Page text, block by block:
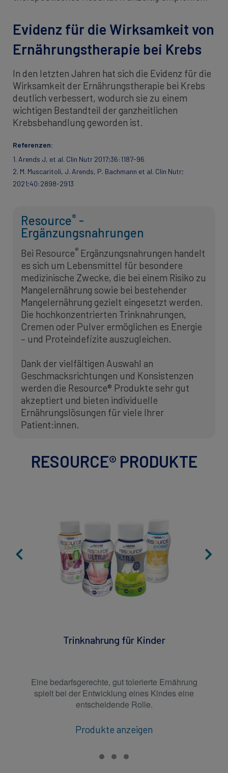
Evidenz für die Wirksamkeit von
Ernährungstherapie bei Krebs
In den letzten Jahren hat sich die Evidenz für die
Wirksamkeit der Ernährungstherapie bei Krebs
deutlich verbessert, wodurch sie zu einem
wichtigen Bestandteil der ganzheitlichen
Krebsbehandlung geworden ist.
Referenzen:
1. Arends J, et al. Clin Nutr 2017;36:1187-96
2. M. Muscaritoli, J. Arends, P. Bachmann et al. Clin Nutr;
2021;40:2898-2913
Resource® -
Ergänzungsnahrungen
Bei Resource®Ergänzungsnahrungen handelt
es sich um Lebensmittel für besondere
medizinische Zwecke, die bei einem Risiko zu
Mangelernährung sowie bei bestehender
Mangelernährung gezielt eingesetzt werden.
Die hochkonzentrierten Trinknahrungen,
Cremen oder Pulver ermöglichen es Energie
– und Proteindefizite auszugleichen.
Dank der vielfältigen Auswahl an
Geschmacksrichtungen und Konsistenzen
werden die Resource® Produkte sehr gut
akzeptiert und bieten individuelle
Ernährungslösungen für viele Ihrer
Patient:innen.
RESOURCE® PRODUKTE
Trinknahrung für Kinder
Eine bedarfsgerechte, gut tolerierte Ernährung
spielt bei der Entwicklung eines Kindes eine
entscheidende Rolle.
Produkte anzeigen